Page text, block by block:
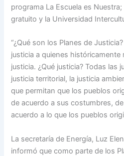
programa La Escuela es
gratuito y la Universidad
“¿Qué son los Planes de
justicia a quienes históricamente
justicia. ¿Qué justicia? Todas las
justicia territorial, la justicia
que permitan que los pueblos
de acuerdo a sus costumbres,
acuerdo a lo que los pueblos
La secretaría de Energía, Luz
informó que como parte de los